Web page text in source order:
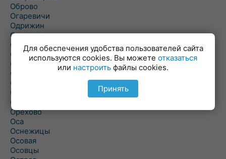
Оброво
Огаревичи
Одрижин
Оздамичи
Озяты
Олтуш
Ольманы
Ольпень
Ольшаны
Омельная
Ополь
Орехово
Оса
Оснежицы
Осовая
Осовцы
Для обеспечения удобства пользователей сайта
используются cookies. Вы можете отказаться
или настроить файлы cookies.
Принять